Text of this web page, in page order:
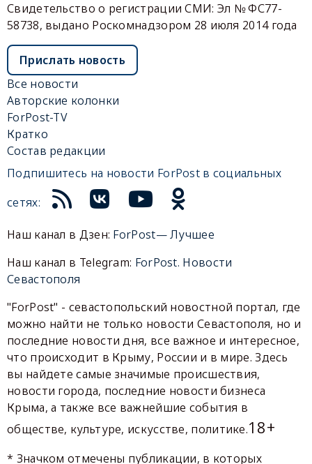
Свидетельство о регистрации СМИ: Эл № ФС77-
58738, выдано Роскомнадзором 28 июля 2014 года
Прислать новость
Все новости
Авторские колонки
ForPost-TV
Кратко
Состав редакции
Подпишитесь на новости ForPost в социальных
сетях:
Наш канал в Дзен: ForPost— Лучшее
Наш канал в Telegram: ForPost. Новости
Севастополя
"ForPost" - севастопольский новостной портал, где
можно найти не только новости Севастополя, но и
последние новости дня, все важное и интересное,
что происходит в Крыму, России и в мире. Здесь
вы найдете самые значимые происшествия,
новости города, последние новости бизнеса
Крыма, а также все важнейшие события в
обществе, культуре, искусстве, политике.18+
* Значком отмечены публикации, в которых